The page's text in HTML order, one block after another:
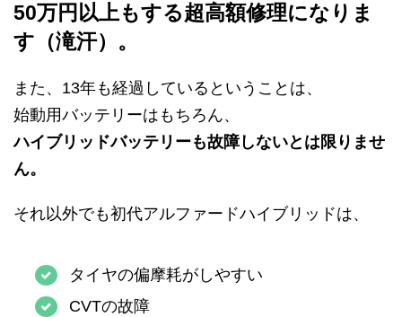
50万円以上もする超高額修理になりま
す（滝汗）。
また、13年も経過しているということは、
始動用バッテリーはもちろん、
ハイブリッドバッテリーも故障しないとは限りませ
ん。
それ以外でも初代アルファードハイブリッドは、
タイヤの偏摩耗がしやすい
CVTの故障